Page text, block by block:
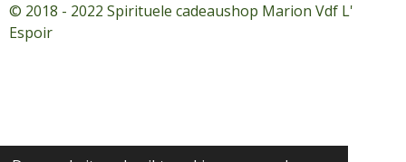
© 2018 - 2022 Spirituele cadeaushop Marion Vdf L'
Espoir